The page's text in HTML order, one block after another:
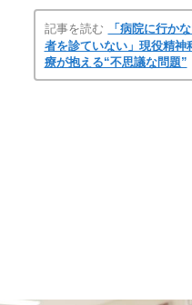
記事を読む
「病院に行か
者を診ていない」現役精神
療が抱える“不思議な問題”